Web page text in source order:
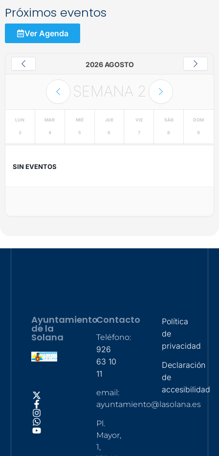
Próximos eventos
Ver Agenda
2026 AGOSTO
SEMANA 2
LUN
3
MAR
4
MIÉ
5
JUE
6
VIE
7
SÁB
8
DOM
9
SIN EVENTOS
Ayuntamiento
de la
Solana
Contacto
Teléfono:
926
63 10
11
email:
ayuntamiento@lasolana.es
Pl.
Mayor,
1,
Política
de
privacidad
Declaración
de
accesibilidad